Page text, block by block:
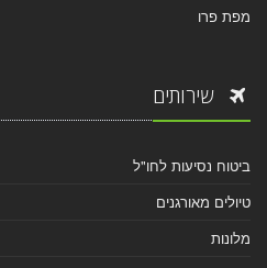
מפת פרו
שירותים
ביטוח נסיעות לחו"ל
טיולים מאורגנים
מלונות